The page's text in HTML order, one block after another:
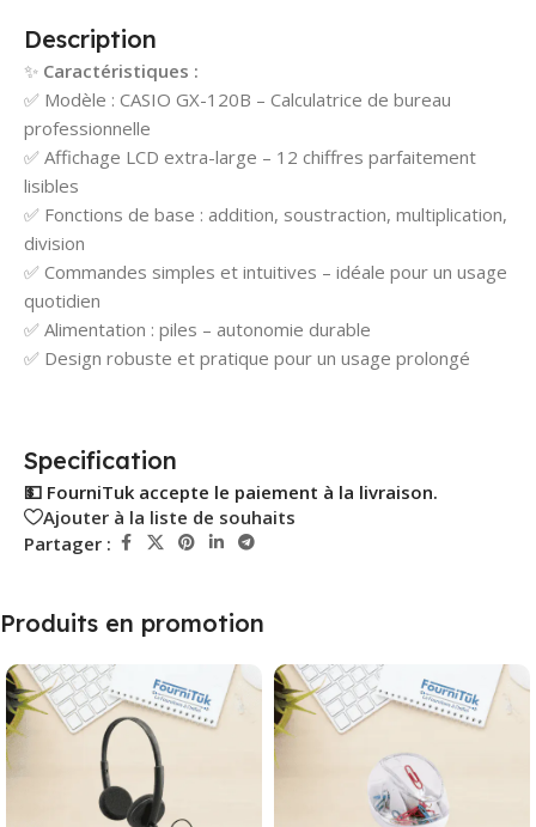
Description
✨ Caractéristiques :
✅ Modèle : CASIO GX-120B – Calculatrice de bureau
professionnelle
✅ Affichage LCD extra-large – 12 chiffres parfaitement
lisibles
✅ Fonctions de base : addition, soustraction, multiplication,
division
✅ Commandes simples et intuitives – idéale pour un usage
quotidien
✅ Alimentation : piles – autonomie durable
✅ Design robuste et pratique pour un usage prolongé
Specification
💵 FourniTuk accepte le paiement à la livraison.
Ajouter à la liste de souhaits
Partager :
Produits en promotion